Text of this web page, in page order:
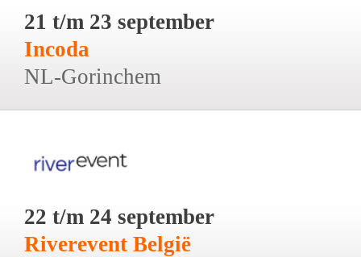
21 t/m 23 september
Incoda
NL-Gorinchem
22 t/m 24 september
Riverevent België